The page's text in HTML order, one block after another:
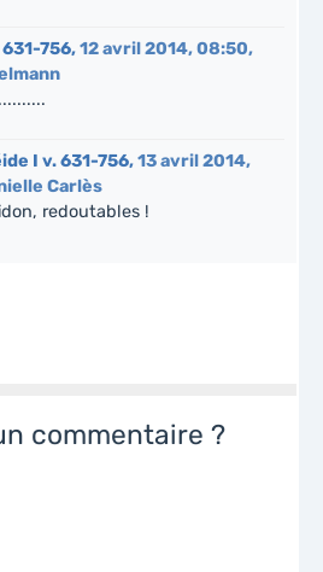
756,12 avril 2014, 08:50,
I v. 631-756,13 avril 2014,
Carlès
redoutables !
commentaire ?